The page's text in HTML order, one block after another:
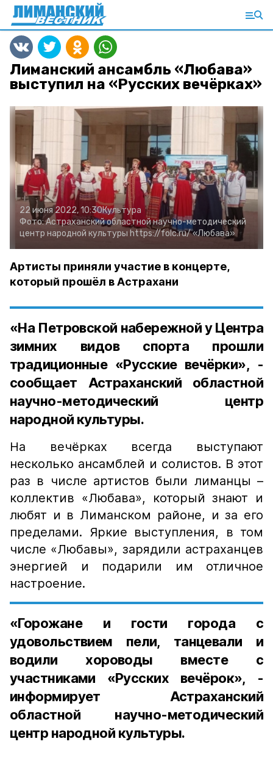
Лиманский ансамбль «Любава»
выступил на «Русских вечёрках»
22 июня 2022, 10:30Культура
Фото:Астраханский областной научно-методический
центр народной культуры https://folc.ru/«Любава»
Артисты приняли участие в концерте,
который прошёл в Астрахани
«На Петровской набережной у Центра
зимних видов спорта прошли
традиционные «Русские вечёрки», -
сообщает Астраханский областной
научно-методический центр
народной культуры.
На вечёрках всегда выступают
несколько ансамблей и солистов. В этот
раз в числе артистов были лиманцы –
коллектив «Любава», который знают и
любят и в Лиманском районе, и за его
пределами. Яркие выступления, в том
числе «Любавы», зарядили астраханцев
энергией и подарили им отличное
настроение.
«Горожане и гости города с
удовольствием пели, танцевали и
водили хороводы вместе с
участниками «Русских вечёрок», -
информирует Астраханский
областной научно-методический
центр народной культуры.